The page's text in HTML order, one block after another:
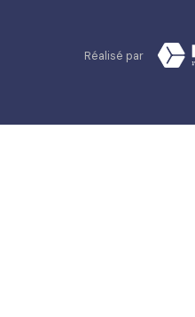
Réalisé par